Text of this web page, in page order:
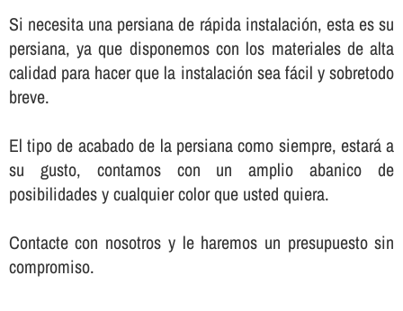
Si necesita una persiana de rápida instalación, esta es su
persiana, ya que disponemos con los materiales de alta
calidad para hacer que la instalación sea fácil y sobretodo
breve.
El tipo de acabado de la persiana como siempre, estará a
su gusto, contamos con un amplio abanico de
posibilidades y cualquier color que usted quiera.
Contacte con nosotros y le haremos un presupuesto sin
compromiso.